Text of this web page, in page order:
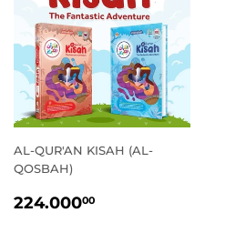
AL-QUR'AN KISAH (AL-
QOSBAH)
HARGA
224.00000